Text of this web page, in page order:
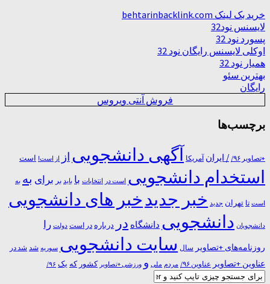
خرید بک لینک behtarinbacklink.com
لایسنس نود32
پسورد نود 32
اوکلی لایسنس رایگان نود 32
همیار نود 32
بهترین سئو
رایگان
فروش آنتی ویروس
برچسب‌ها
+تصاویر ۹۶/ / ایران آمریکا آگهی دانشجویی از از است! است
استخدام دانشجویی است در انتخابات با باید بر برای به به
است تا تهران جدید خبر جدیدخبر های دانشجویی
دانشجویان دانشجویی دانشگاه در درباره در ﺍﺳﺖ دولت را
روزنامه‌های +تصاویر سال سایت دانشجویی سوریه شد شد در
عناوین +تصاویر عناوین ۹۶/ مردم ملی و ورزشی +تصاویر کشور که یک ۹۶/